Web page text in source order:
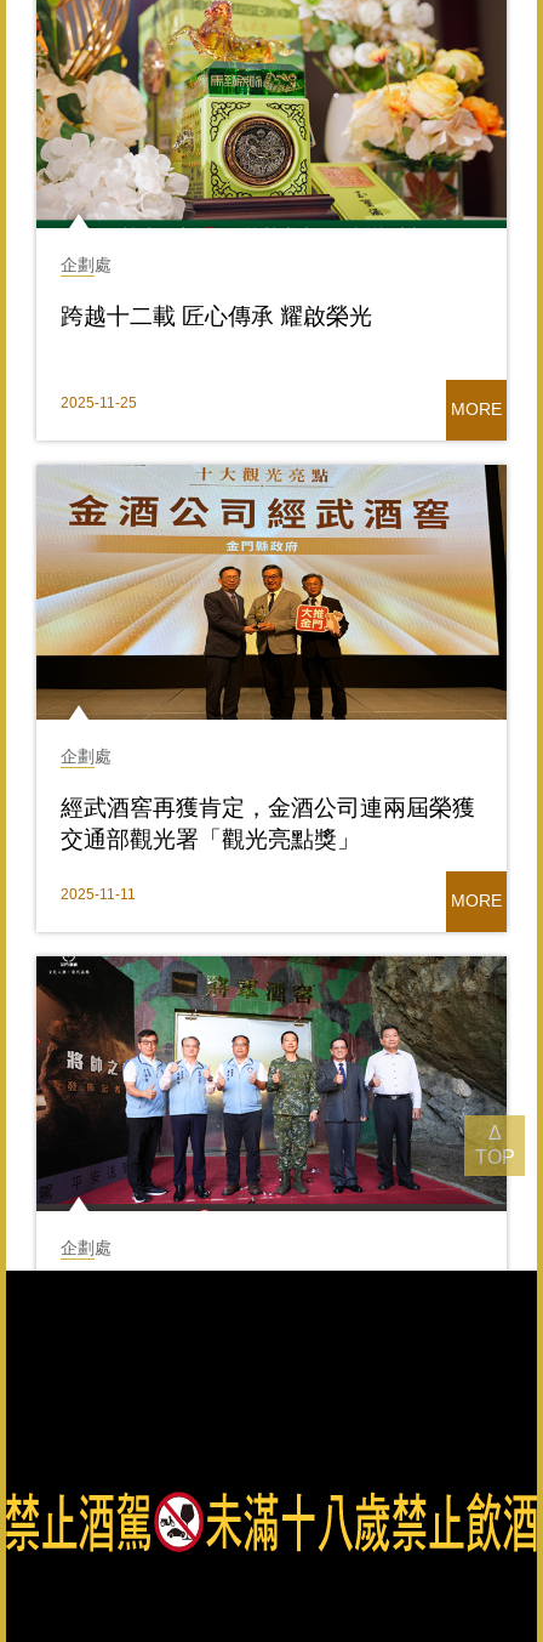
Δ
TOP
企劃處
跨越十二載 匠心傳承 耀啟榮光
2025-11-25 MORE
企劃處
經武酒窖再獲肯定，金酒公司連兩屆榮獲
交通部觀光署「觀光亮點獎」
2025-11-11 MORE
企劃處
1 2 3